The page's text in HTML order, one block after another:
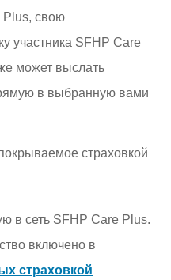
Plus, свою
участника SFHP Care
может выслать
в выбранную вами
страховкой
в сеть SFHP Care Plus.
включено в
страховкой